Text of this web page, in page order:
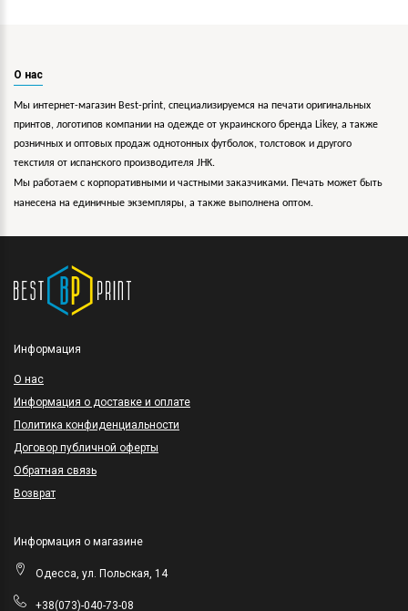
О нас
Мы интернет-магазин Best-print, специализируемся на печати оригинальных
принтов, логотипов компании на одежде от украинского бренда Likey, а также
розничных и оптовых продаж однотонных футболок, толстовок и другого
текстиля от испанского производителя JHK.
Мы работаем с корпоративными и частными заказчиками. Печать может быть
нанесена на единичные экземпляры, а также выполнена оптом.
Информация
O нас
Информация о доставке и оплате
Политика конфиденциальности
Договор публичной оферты
Обратная связь
Возврат
Информация о магазине
Одесса, ул. Польская, 14
+38(073)-040-73-08